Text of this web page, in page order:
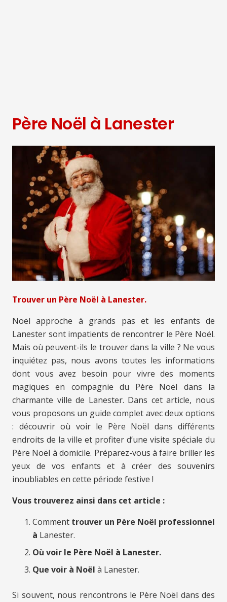
Père Noël à Lanester
Trouver un Père Noël à Lanester.
Noël approche à grands pas et les enfants de
Lanester sont impatients de rencontrer le Père Noël.
Mais où peuvent-ils le trouver dans la ville ? Ne vous
inquiétez pas, nous avons toutes les informations
dont vous avez besoin pour vivre des moments
magiques en compagnie du Père Noël dans la
charmante ville de Lanester. Dans cet article, nous
vous proposons un guide complet avec deux options
: découvrir où voir le Père Noël dans différents
endroits de la ville et profiter d’une visite spéciale du
Père Noël à domicile. Préparez-vous à faire briller les
yeux de vos enfants et à créer des souvenirs
inoubliables en cette période festive !
Vous trouverez ainsi dans cet article :
Comment trouver un Père Noël professionnel
à Lanester.
Où voir le Père Noël à Lanester.
Que voir à Noël à Lanester.
Si souvent, nous rencontrons le Père Noël dans des